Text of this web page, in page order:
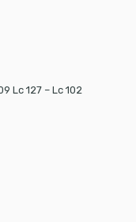
Lc 127 – Lc 102